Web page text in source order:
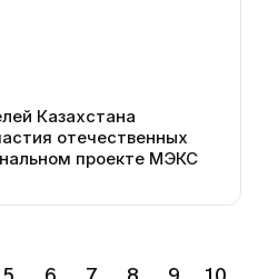
Казахстана
отечественных
проекте МЭКС